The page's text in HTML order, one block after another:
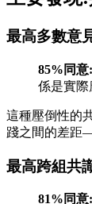
最高多數意
85%同意:
係是實際
這種壓倒性的
踐之間的差距
最高跨組共
81%同意: